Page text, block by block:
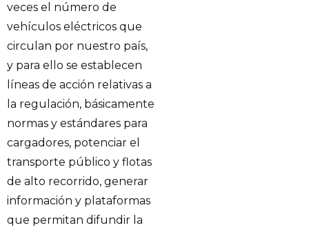
veces el número de
vehículos eléctricos que
circulan por nuestro país,
y para ello se establecen
líneas de acción relativas a
la regulación, básicamente
normas y estándares para
cargadores, potenciar el
transporte público y flotas
de alto recorrido, generar
información y plataformas
que permitan difundir la